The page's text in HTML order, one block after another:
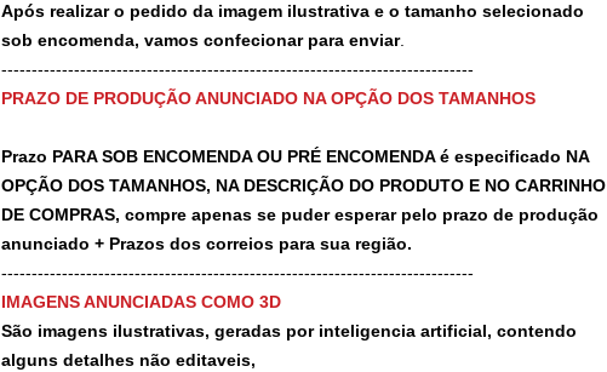
Após realizar o pedido da imagem ilustrativa e o tamanho selecionado
sob encomenda, vamos confecionar para enviar.
------------------------------------------------------------------------------
PRAZO DE PRODUÇÃO ANUNCIADO NA OPÇÃO DOS TAMANHOS
Prazo PARA SOB ENCOMENDA OU PRÉ ENCOMENDA é especificado NA
OPÇÃO DOS TAMANHOS, NA DESCRIÇÃO DO PRODUTO E NO CARRINHO
DE COMPRAS, compre apenas se puder esperar pelo prazo de produção
anunciado + Prazos dos correios para sua região.
------------------------------------------------------------------------------
IMAGENS ANUNCIADAS COMO 3D
São imagens ilustrativas, geradas por inteligencia artificial, contendo
alguns detalhes não editaveis,